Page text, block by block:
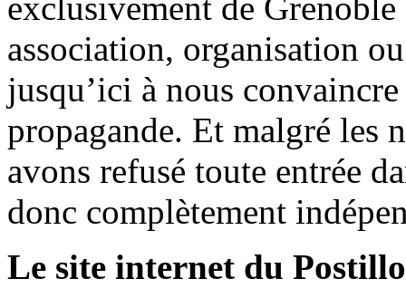
exclusivement de
association, organisation
jusqu’ici à nous
propagande. Et malgré les
avons refusé toute entrée
donc complètement
Le site internet du